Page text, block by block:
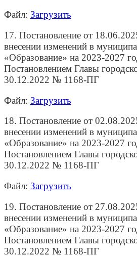
Файл: Загрузить
17. Постановление от
внесении изменений в
«Образование» на 2023-2027
Постановлением Главы
30.12.2022 № 1168-ПГ
Файл: Загрузить
18. Постановление от
внесении изменений в
«Образование» на 2023-2027
Постановлением Главы
30.12.2022 № 1168-ПГ
Файл: Загрузить
19. Постановление от
внесении изменений в
«Образование» на 2023-2027
Постановлением Главы
30.12.2022 № 1168-ПГ